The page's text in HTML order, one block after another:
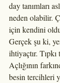
day tanımları
neden olabilir.
için kendini
Gerçek şu ki,
ihtiyaçtır.
Açlığının
besin tercihleri